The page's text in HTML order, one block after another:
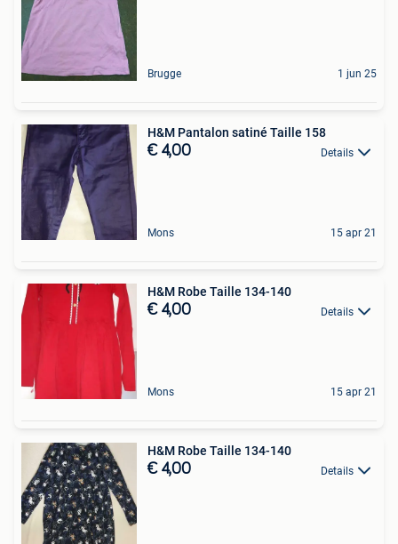
Brugge 1 jun 25
H&M Pantalon satiné Taille 158
€ 4,00 Details
Mons 15 apr 21
H&M Robe Taille 134-140
€ 4,00 Details
Mons 15 apr 21
H&M Robe Taille 134-140
€ 4,00 Details